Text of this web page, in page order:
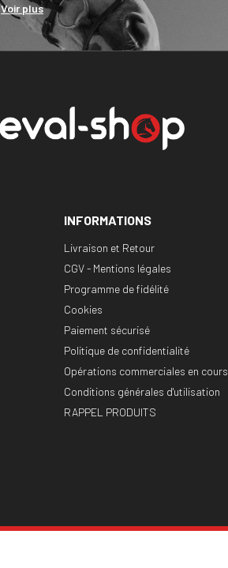
Voir plus
INFORMATIONS
Livraison et Retour
CGV - Mentions légales
Programme de fidélité
Cookies
Paiement sécurisé
Politique de confidentialité
Opérations commerciales en cours
Conditions générales d'utilisation
RAPPEL PRODUITS